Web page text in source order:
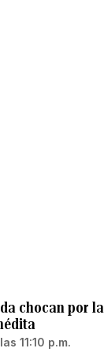
chocan por la
11:10 p.m.